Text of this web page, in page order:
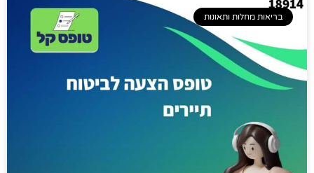
בריאות מחלות ותאונות